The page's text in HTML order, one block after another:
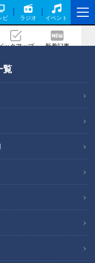
ビ ラジオ イベント
ックアップ 新着記事
覧